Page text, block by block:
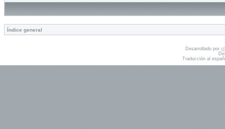
Índice general
Desarrollado por
Traducción al